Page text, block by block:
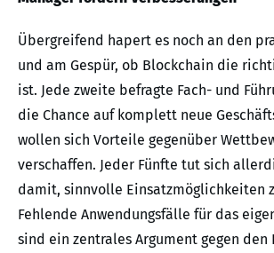
Übergreifend hapert es noch an den
und am Gespür, ob Blockchain die
ist. Jede zweite befragte Fach- und
die Chance auf komplett neue
wollen sich Vorteile gegenüber
verschaffen. Jeder Fünfte tut sich
damit, sinnvolle Einsatzmöglichkeiten
Fehlende Anwendungsfälle für das
sind ein zentrales Argument gegen den